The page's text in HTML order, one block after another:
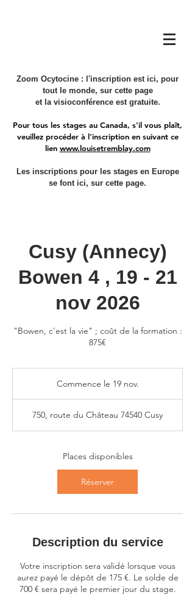
Zoom Ocytocine : l'inscription est ici, pour
tout le monde, sur cette page
et la visioconférence est gratuite.
Pour tous les stages au Canada, s'il vous plaît,
veuillez procéder à l'inscription en suivant ce
lien www.louisetremblay.com
Les inscriptions pour les stages en Europe
se font ici, sur cette page.
Cusy (Annecy)
Bowen 4 , 19 - 21
nov 2026
"Bowen, c'est la vie" ; coût de la formation :
875€
Commence le 19 nov.
m
e
9
v
750, route du Château 74540 Cusy
Places disponibles
Réserver
Description du service
Votre inscription sera validé lorsque vous
aurez payé le dépôt de 175 €. Le solde de
700 € sera payé le premier jour du stage.